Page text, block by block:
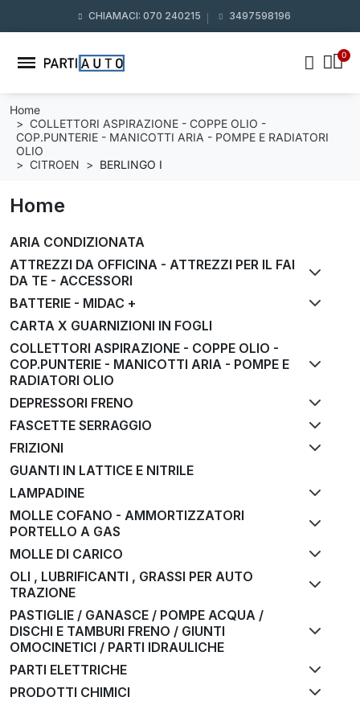
CHIAMACI: 070 240215 3497598196
Home
COLLETTORI ASPIRAZIONE - COPPE OLIO -
COP.PUNTERIE - MANICOTTI ARIA - POMPE E RADIATORI
OLIO
CITROEN
BERLINGO I
Home
ARIA CONDIZIONATA
ATTREZZI DA OFFICINA - ATTREZZI PER IL FAI
DA TE - ACCESSORI
BATTERIE - MIDAC +
CARTA X GUARNIZIONI IN FOGLI
COLLETTORI ASPIRAZIONE - COPPE OLIO -
COP.PUNTERIE - MANICOTTI ARIA - POMPE E
RADIATORI OLIO
DEPRESSORI FRENO
FASCETTE SERRAGGIO
FRIZIONI
GUANTI IN LATTICE E NITRILE
LAMPADINE
MOLLE COFANO - AMMORTIZZATORI
PORTELLO A GAS
MOLLE DI CARICO
OLI , LUBRIFICANTI , GRASSI PER AUTO
TRAZIONE
PASTIGLIE / GANASCE / POMPE ACQUA /
DISCHI E TAMBURI FRENO / GIUNTI
OMOCINETICI / PARTI IDRAULICHE
PARTI ELETTRICHE
PRODOTTI CHIMICI